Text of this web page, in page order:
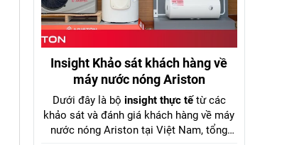
Insight Khảo sát khách hàng về
máy nước nóng Ariston
Dưới đây là bộ insight thực tếtừ các
khảo sát và đánh giá khách hàng về máy
nước nóng Ariston tại Việt Nam, tổng